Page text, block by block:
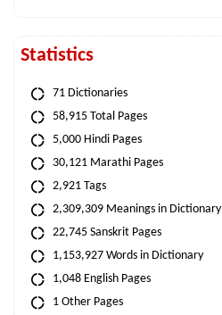
Statistics
71 Dictionaries
58,915 Total Pages
5,000 Hindi Pages
30,121 Marathi Pages
2,921 Tags
2,309,309 Meanings in Dictionary
22,745 Sanskrit Pages
1,153,927 Words in Dictionary
1,048 English Pages
1 Other Pages